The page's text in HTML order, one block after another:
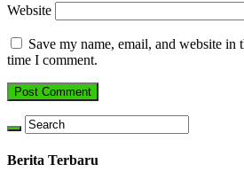
Website
Save my name, email, and website in
time I comment.
Berita Terbaru